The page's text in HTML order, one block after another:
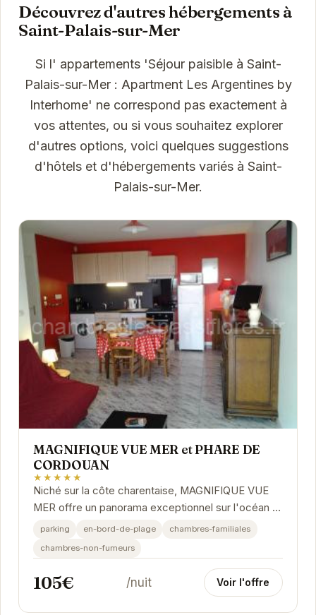
Découvrez d'autres hébergements à
Saint-Palais-sur-Mer
Si l' appartements 'Séjour paisible à Saint-
Palais-sur-Mer : Apartment Les Argentines by
Interhome' ne correspond pas exactement à
vos attentes, ou si vous souhaitez explorer
d'autres options, voici quelques suggestions
d'hôtels et d'hébergements variés à Saint-
Palais-sur-Mer.
MAGNIFIQUE VUE MER et PHARE DE
CORDOUAN
★★★★★
Niché sur la côte charentaise, MAGNIFIQUE VUE
MER offre un panorama exceptionnel sur l'océan et
le célèbre Phare de Cordouan. Cet hébergement...
parking en-bord-de-plage
chambres-familiales
chambres-non-fumeurs
105€ /nuit Voir l'offre